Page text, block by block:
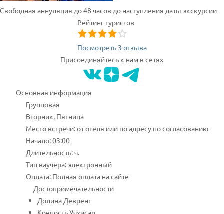
Свободная аннуляция до 48 часов до наступления даты экскурсии
Рейтинг туристов
Посмотреть 3 отзыва
Присоединяйтесь к нам в сетях
Основная информация
Групповая
Вторник, Пятница
Место встречи: от отеля или по адресу по согласованию
Начало: 03:00
Длительность: ч.
Тип ваучера: электронный
Оплата: Полная оплата на сайте
Достопримечательности
Долина Деврент